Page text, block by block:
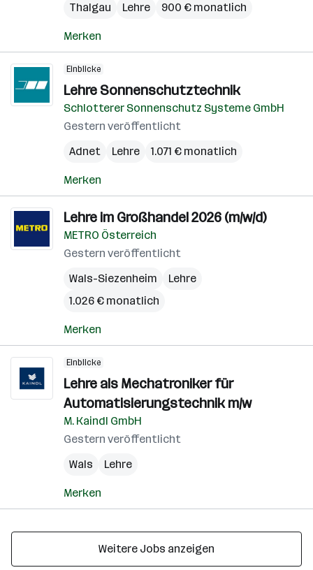
Thalgau
Lehre 900 € monatlich
Merken
Einblicke
Lehre Sonnenschutztechnik
Schlotterer Sonnenschutz Systeme GmbH
Gestern veröffentlicht
Adnet
Lehre 1.071 € monatlich
Merken
Lehre im Großhandel 2026 (m/w/d)
METRO Österreich
Gestern veröffentlicht
Wals-Siezenheim
Lehre
1.026 € monatlich
Merken
Einblicke
Lehre als Mechatroniker für
Automatisierungstechnik m/w
M. Kaindl GmbH
Gestern veröffentlicht
Wals
Lehre
Merken
Weitere Jobs anzeigen